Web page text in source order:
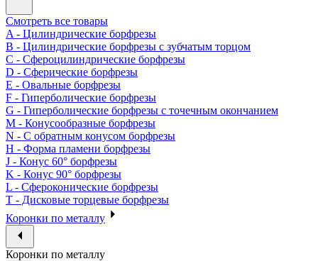
Смотреть все товары
A - Цилиндрические борфрезы
B - Цилиндрические борфрезы с зубчатым торцом
C - Сфероцилиндрические борфрезы
D - Сферические борфрезы
E - Овальные борфрезы
F - Гиперболические борфрезы
G - Гиперболические борфрезы с точечным окончанием
M - Конусообразные борфрезы
N - С обратным конусом борфрезы
H - Форма пламени борфрезы
J - Конус 60° борфрезы
K - Конус 90° борфрезы
L - Сфероконические борфрезы
T - Дисковые торцевые борфрезы
Коронки по металлу
Коронки по металлу